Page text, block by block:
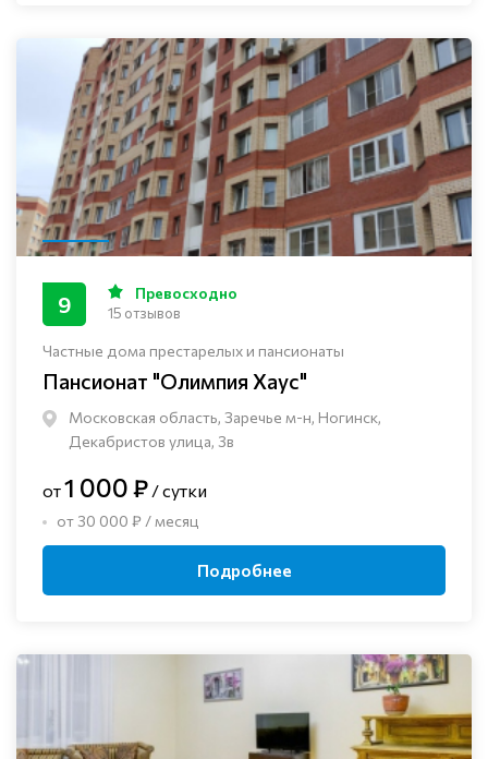
Частные дома престарелых и пансионаты
Пансионат "Олимпия Хаус"
Московская область, Заречье м-н, Ногинск, ​
Декабристов улица, 3в
9 Превосходно
15 отзывов
от1 000 ₽ / сутки
от 30 000 ₽ / месяц
Подробнее